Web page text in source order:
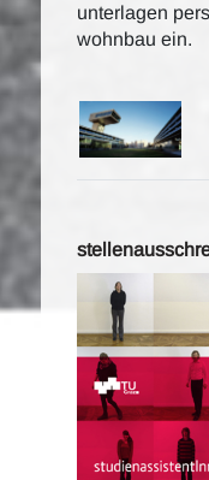
unterlagen
wohnbau ein.